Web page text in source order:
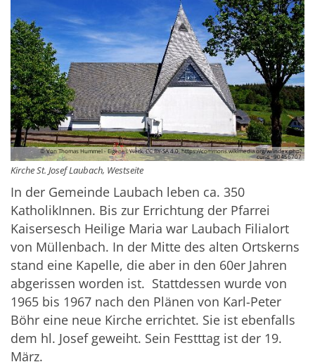
© Von Thomas Hummel - Eigenes Werk, CC BY-SA 4.0, https://commons.wikimedia.org/w/index.php?
curid=90456707
Kirche St. Josef Laubach, Westseite
In der Gemeinde Laubach leben ca. 350
KatholikInnen. Bis zur Errichtung der Pfarrei
Kaisersesch Heilige Maria war Laubach Filialort
von Müllenbach. In der Mitte des alten Ortskerns
stand eine Kapelle, die aber in den 60er Jahren
abgerissen worden ist. Stattdessen wurde von
1965 bis 1967 nach den Plänen von Karl-Peter
Böhr eine neue Kirche errichtet. Sie ist ebenfalls
dem hl. Josef geweiht. Sein Festttag ist der 19.
März.